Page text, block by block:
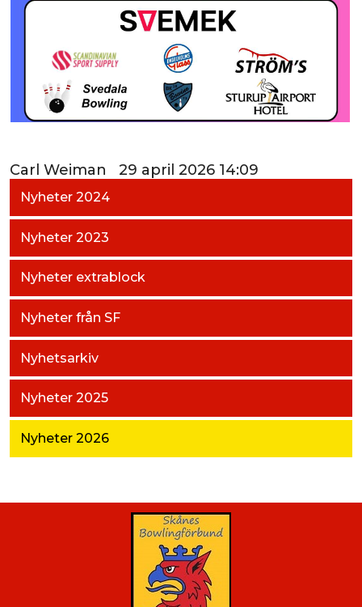
Nyheter 2024
Nyheter 2023
Nyheter extrablock
Nyheter från SF
Nyhetsarkiv
Nyheter 2025
Nyheter 2026
Carl Weiman 29 april 2026 14:09